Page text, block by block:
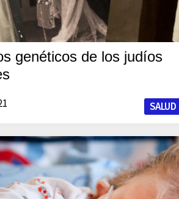
genéticos de los judíos
SALUD